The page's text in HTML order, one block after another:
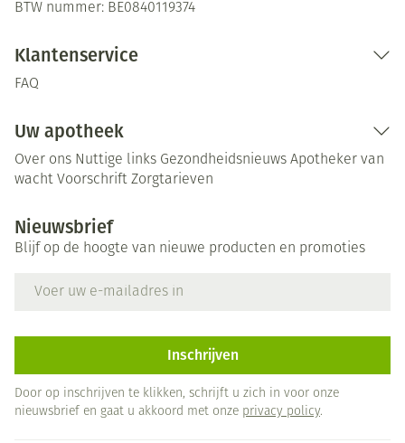
BTW nummer: BE0840119374
Klantenservice
FAQ
Uw apotheek
Over ons Nuttige links Gezondheidsnieuws Apotheker van
wacht Voorschrift Zorgtarieven
Nieuwsbrief
Blijf op de hoogte van nieuwe producten en promoties
Inschrijven
Door op inschrijven te klikken, schrijft u zich in voor onze
nieuwsbrief en gaat u akkoord met onze privacy policy.